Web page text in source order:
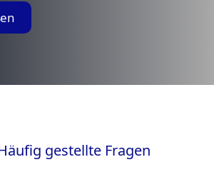
gestellte Fragen